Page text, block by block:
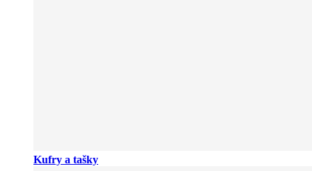
Kufry a tašky